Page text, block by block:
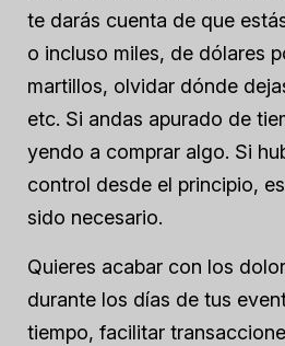
te darás cuenta de que
o incluso miles, de dólares
martillos, olvidar dónde
etc. Si andas apurado de
yendo a comprar algo. Si
control desde el principio,
sido necesario.
Quieres acabar con los
durante los días de tus
tiempo, facilitar